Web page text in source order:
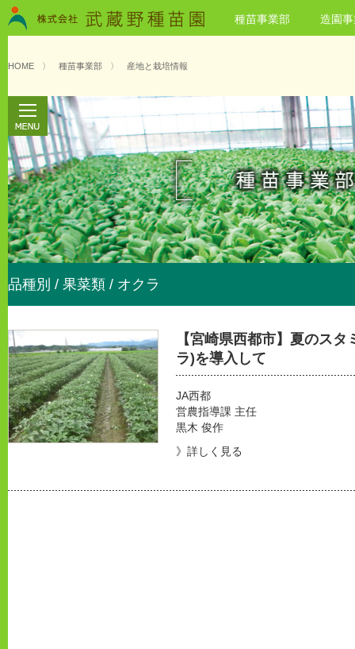
種苗事業部 造園
HOME 〉 種苗事業部 〉 産地と栽培情報
品種別 / 果菜類 / オクラ
【宮崎県西都市】夏のス
ラ)を導入して
JA西都
営農指導課 主任
黒木 俊作
》詳しく見る